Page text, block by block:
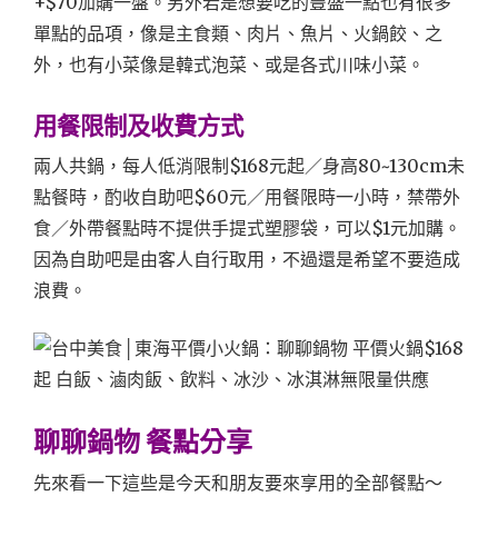
單點的品項，像是主食類、肉片、魚片、火鍋餃、之
外，也有小菜像是韓式泡菜、或是各式川味小菜。
用餐限制及收費方式
兩人共鍋，每人低消限制$168元起／身高80~130cm未
點餐時，酌收自助吧$60元／用餐限時一小時，禁帶外
食／外帶餐點時不提供手提式塑膠袋，可以$1元加購。
因為自助吧是由客人自行取用，不過還是希望不要造成
浪費。
聊聊鍋物 餐點分享
先來看一下這些是今天和朋友要來享用的全部餐點～